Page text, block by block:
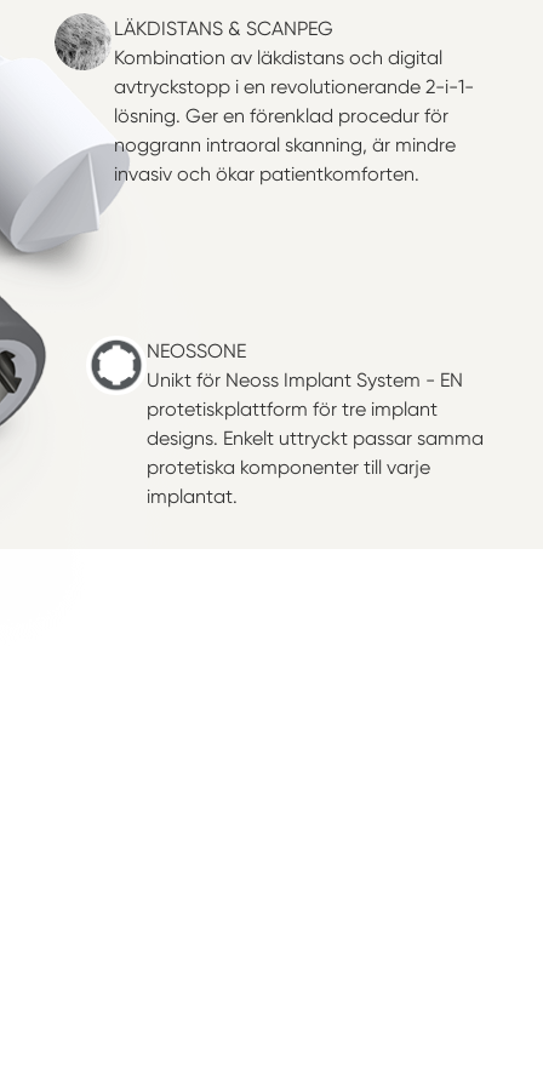
LÄKDISTANS & SCANPEG
Kombination av läkdistans och digital
avtryckstopp i en revolutionerande 2-i-1-
lösning. Ger en förenklad procedur för
noggrann intraoral skanning, är mindre
invasiv och ökar patientkomforten.
NEOSSONE
Unikt för Neoss Implant System - EN
protetiskplattform för tre implant
designs. Enkelt uttryckt passar samma
protetiska komponenter till varje
implantat.